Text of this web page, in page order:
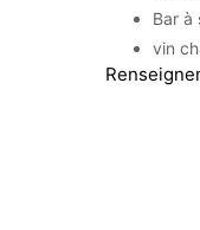
Bar à
vin